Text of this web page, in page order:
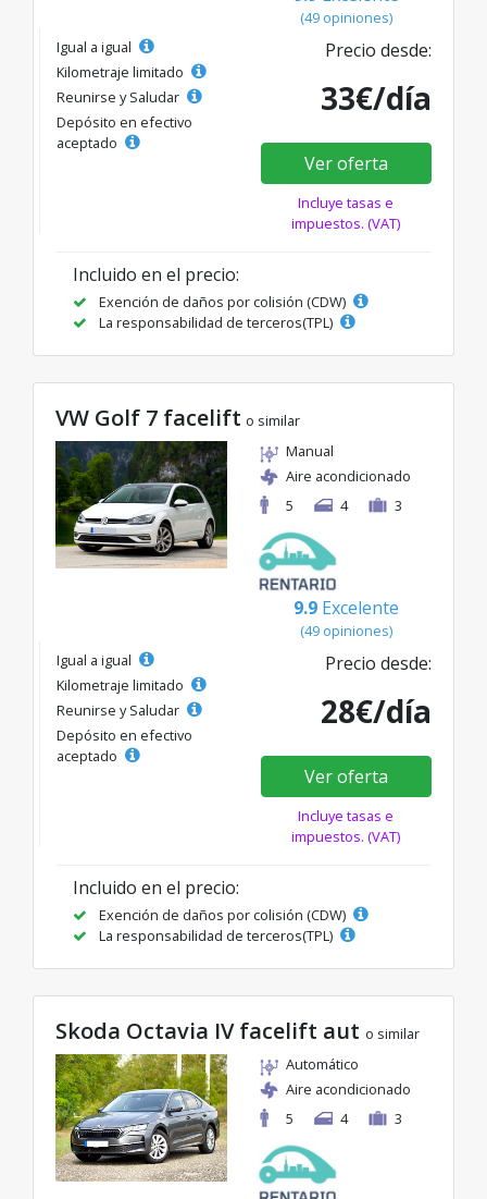
(49 opiniones)
Igual a igual
Kilometraje limitado
Reunirse y Saludar
Depósito en efectivo
aceptado
Precio desde:
33€/día
Ver oferta
Incluye tasas e
impuestos. (VAT)
Incluido en el precio:
Exención de daños por colisión (CDW)
La responsabilidad de terceros(TPL)
VW Golf 7 facelift o similar
Manual
Aire acondicionado
5
4 3
9.9 Excelente
(49 opiniones)
Igual a igual
Kilometraje limitado
Reunirse y Saludar
Depósito en efectivo
aceptado
Precio desde:
28€/día
Ver oferta
Incluye tasas e
impuestos. (VAT)
Incluido en el precio:
Exención de daños por colisión (CDW)
La responsabilidad de terceros(TPL)
Skoda Octavia IV facelift aut o similar
Automático
Aire acondicionado
5
4 3